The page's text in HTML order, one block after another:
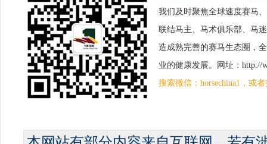
我们及时聚焦全球速度赛马
联结马主、马术俱乐部、马
造成熟完善的赛马生态圈，
业的健康发展。网址：http://
搜索微信：horsechina1，或